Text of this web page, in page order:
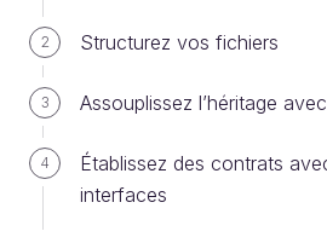
2 Structurez vos fichiers
3 Assouplissez l’héritage
4
Établissez des contrats
interfaces